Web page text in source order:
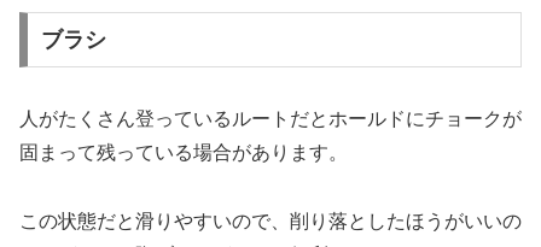
ブラシ
人がたくさん登っているルートだとホールドにチョークが
固まって残っている場合があります。
この状態だと滑りやすいので、削り落としたほうがいいの